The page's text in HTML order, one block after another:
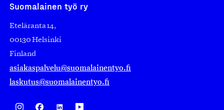
Suomalainen työ ry
Eteläranta 14,
00130 Helsinki
Finland
asiakaspalvelu@suomalainentyo.fi
laskutus@suomalainentyo.fi